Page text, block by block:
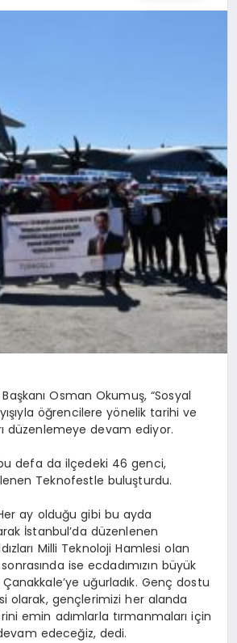
Osman Okumuş, “Sosyal
öğrencilere yönelik tarihi ve
düzenlemeye devam ediyor.
defa da ilçedeki 46 genci,
Teknofestle buluşturdu.
ay olduğu gibi bu ayda
İstanbul’da düzenlenen
Milli Teknoloji Hamlesi olan
sonrasında ise ecdadımızın büyük
Çanakkale’ye uğurladık. Genç dostu
olarak, gençlerimizi her alanda
emin adımlarla tırmanmaları için
edeceğiz, dedi.